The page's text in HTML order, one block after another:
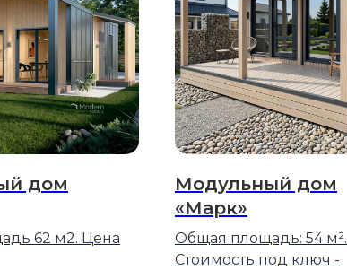
дом
62 м2. Цена
Модульный дом
«Марк»
Общая площадь: 54 м².
Стоимость под ключ -